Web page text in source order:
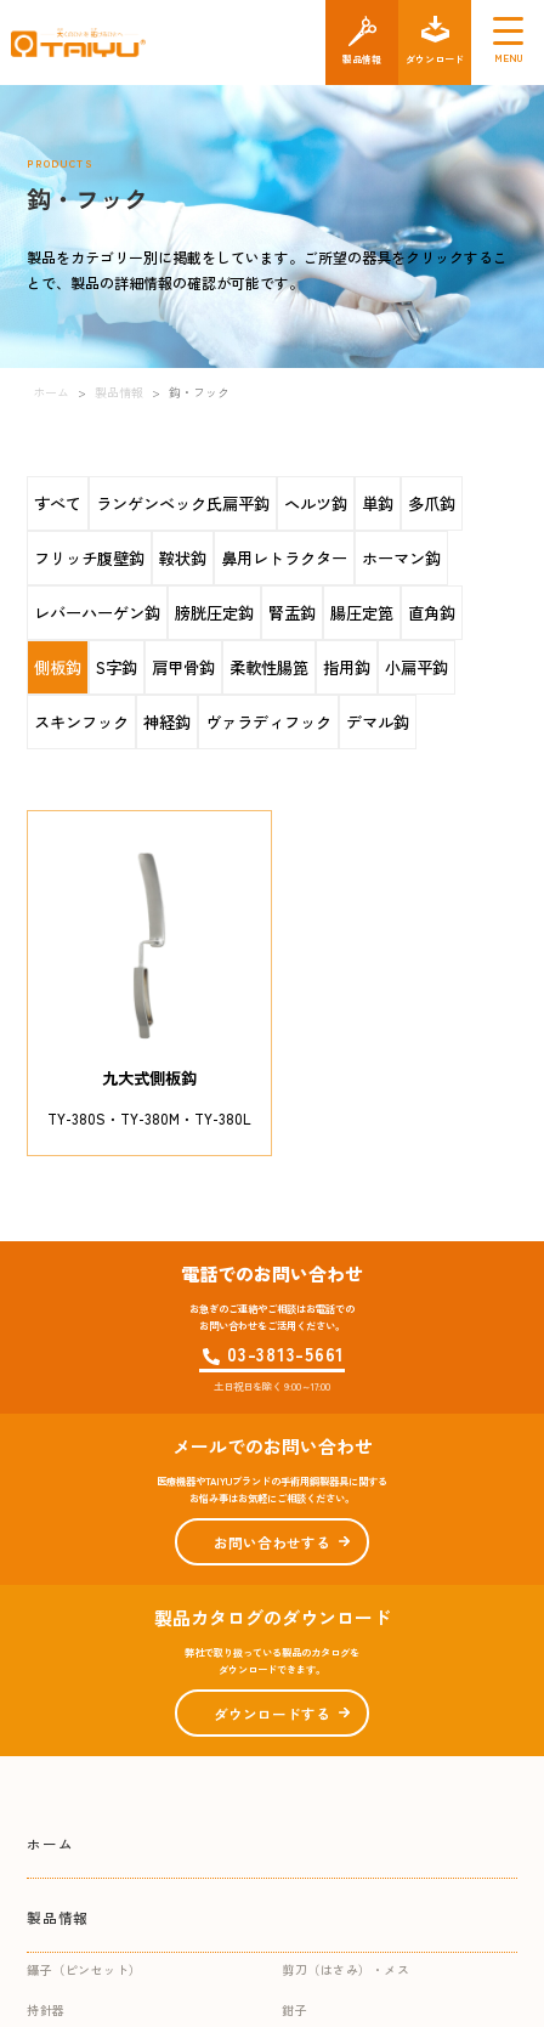
PRODUCTS
鈎・フック
製品をカテゴリー別に掲載をしています。ご所望の器具をクリックするこ
とで、製品の詳細情報の確認が可能です。
ホーム > 製品情報 > 鈎・フック
すべて ランゲンベック氏扁平鈎 ヘルツ鈎 単鈎 多爪鈎
フリッチ腹壁鈎 鞍状鈎 鼻用レトラクター ホーマン鈎
レバーハーゲン鈎 膀胱圧定鈎 腎盂鈎 腸圧定箆 直角鈎
側板鈎 S字鈎 肩甲骨鈎 柔軟性腸箆 指用鈎 小扁平鈎
スキンフック 神経鈎 ヴァラディフック デマル鈎
九大式側板鈎
TY-380S TY-380M TY-380L
電話でのお問い合わせ
お急ぎのご連絡やご相談はお電話での
お問い合わせをご活用ください。
03-3813-5661
土日祝日を除く 9:00～17:00
メールでのお問い合わせ
医療機器やTAIYUブランドの手術用鋼製器具に関する
お悩み事はお気軽にご相談ください。
お問い合わせする
製品カタログのダウンロード
弊社で取り扱っている製品のカタログを
ダウンロードできます。
ダウンロードする
ホーム
製品情報
鑷子（ピンセット） 剪刀（はさみ）・メス
持針器 鉗子